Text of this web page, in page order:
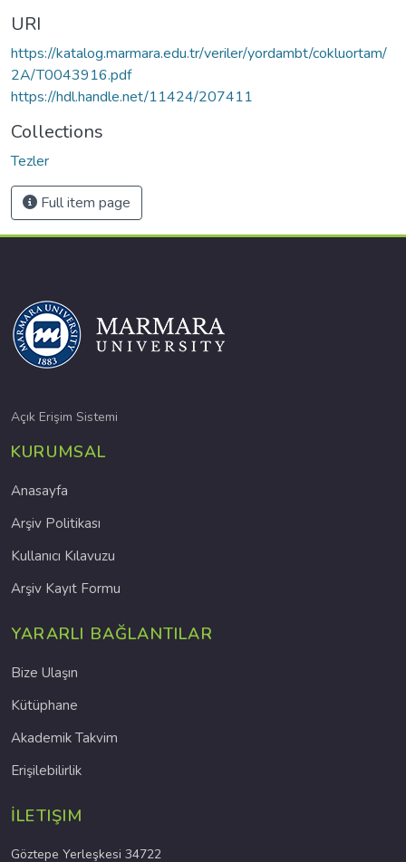
URI
https://katalog.marmara.edu.tr/veriler/yordambt/cokluortam/
2A/T0043916.pdf
https://hdl.handle.net/11424/207411
Collections
Tezler
Full item page
Açık Erişim Sistemi
KURUMSAL
Anasayfa
Arşiv Politikası
Kullanıcı Kılavuzu
Arşiv Kayıt Formu
YARARLI BAĞLANTILAR
Bize Ulaşın
Kütüphane
Akademik Takvim
Erişilebilirlik
İLETIŞIM
Göztepe Yerleşkesi 34722